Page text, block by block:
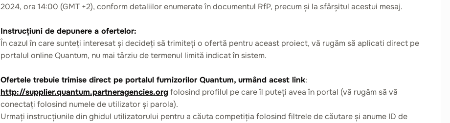
2024, ora 14:00 (GMT +2), conform detaliilor enumerate în documentul RfP, precum și la sfârșitul acestui mesaj.
Instrucțiuni de depunere a ofertelor:
În cazul în care sunteți interesat și decideți să trimiteți o ofertă pentru aceast proiect, vă rugăm să aplicati direct pe
portalul online Quantum, nu mai târziu de termenul limită indicat în sistem.
Ofertele trebuie trimise direct pe portalul furnizorilor Quantum, urmând acest link:
http://supplier.quantum.partneragencies.orgfolosind profilul pe care îl puteți avea în portal (vă rugăm să vă
conectați folosind numele de utilizator și parola).
Urmați instrucțiunile din ghidul utilizatorului pentru a căuta competiția folosind filtrele de căutare și anume ID de